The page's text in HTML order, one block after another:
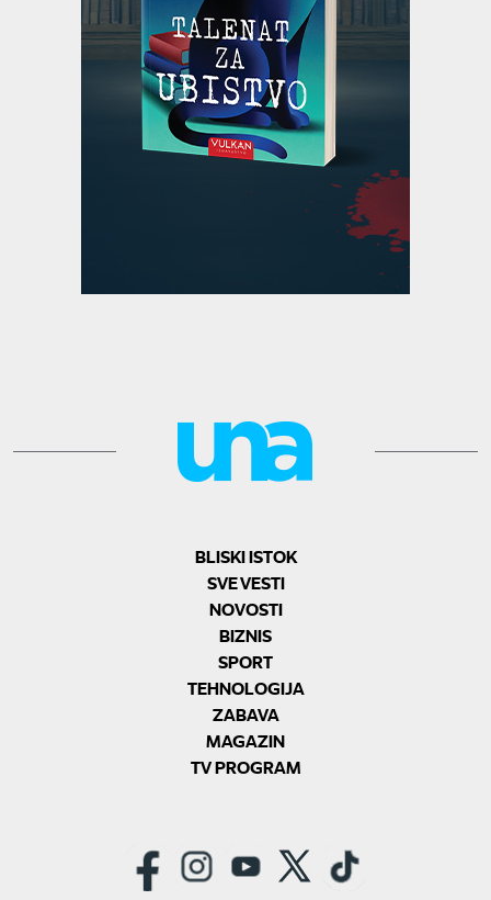
BLISKI ISTOK
SVE VESTI
NOVOSTI
BIZNIS
SPORT
TEHNOLOGIJA
ZABAVA
MAGAZIN
TV PROGRAM